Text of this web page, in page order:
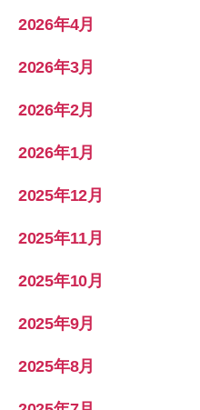
2026年4月
2026年3月
2026年2月
2026年1月
2025年12月
2025年11月
2025年10月
2025年9月
2025年8月